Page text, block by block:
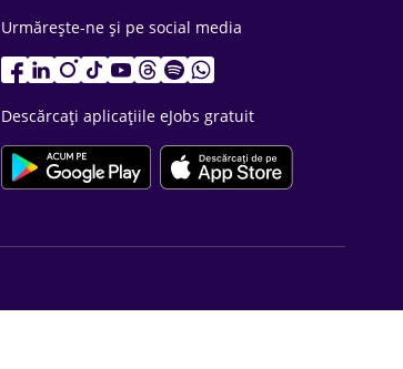
Urmărește-ne și pe social media
Descărcați aplicațiile eJobs gratuit